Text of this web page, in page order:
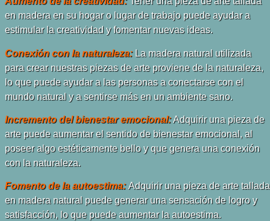
en madera en su hogar o lugar de trabajo puede ayudar a
estimular la creatividad y fomentar nuevas ideas.
Conexión con la naturaleza: La madera natural utilizada
para crear nuestras piezas de arte proviene de la naturaleza,
lo que puede ayudar a las personas a conectarse con el
mundo natural y a sentirse más en un ambiente sano.
Incremento del bienestar emocional:Adquirir una pieza de
arte puede aumentar el sentido de bienestar emocional, al
poseer algo estéticamente bello y que genera una conexión
con la naturaleza.
Fomento de la autoestima:Adquirir una pieza de arte tallada
en madera natural puede generar una sensación de logro y
satisfacción, lo que puede aumentar la autoestima.